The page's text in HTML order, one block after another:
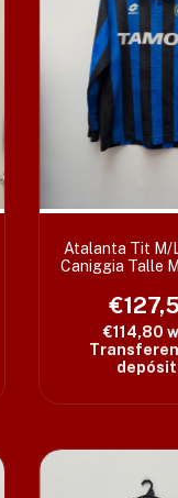
Atalanta Tit M/
Caniggia Talle
€114,80